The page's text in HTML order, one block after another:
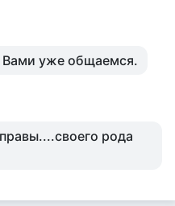
Вами уже общаемся.
рода